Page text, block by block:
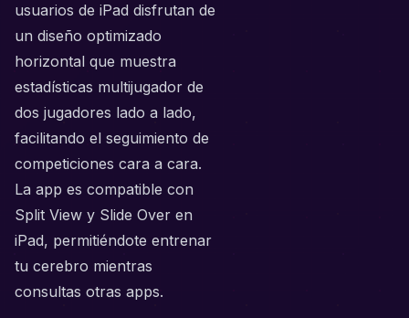
usuarios de iPad disfrutan de
un diseño optimizado
horizontal que muestra
estadísticas multijugador de
dos jugadores lado a lado,
facilitando el seguimiento de
competiciones cara a cara.
La app es compatible con
Split View y Slide Over en
iPad, permitiéndote entrenar
tu cerebro mientras
consultas otras apps.